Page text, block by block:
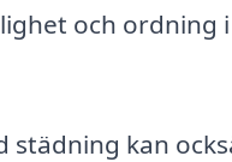
och ordning
städning kan